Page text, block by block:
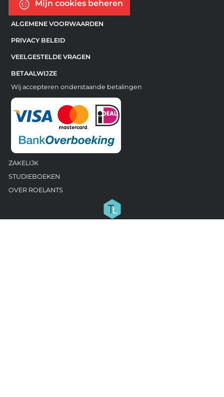
Mijn cookies beheren
ALGEMENE VOORWAARDEN
PRIVACY BELEID
VEELGESTELDE VRAGEN
BETAALWIJZE
Wij accepteren onderstaande betalingen
ZAKELIJK
STUDIEBOEKEN
OVER ROELANTS